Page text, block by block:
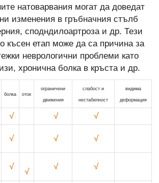
натоварвания могат да доведат
изменения в гръбначния стълб
сподндилоартроза и др. Тези
късен етап може да са причина за
неврологични проблеми като
хронична болка в кръста и др.
болка оток
ограничени
движения
слабост и
нестабилност
видима
деформация
√ √ √
√ √ √
√
√
√ √